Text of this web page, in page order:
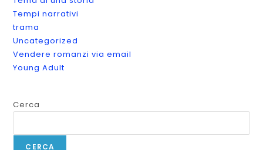
Tempi narrativi
trama
Uncategorized
Vendere romanzi via email
Young Adult
Cerca
CERCA